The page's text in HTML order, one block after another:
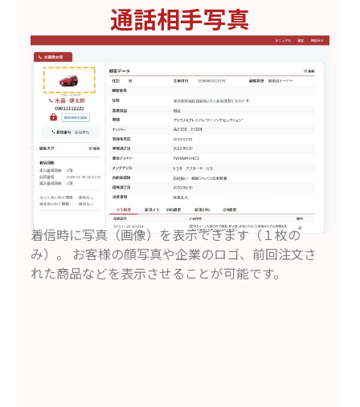
通話相手写真
着信時に写真（画像）を表示できます（１枚の
み）。 お客様の顔写真や企業のロゴ、前回注文さ
れた商品などを表示させることが可能です。